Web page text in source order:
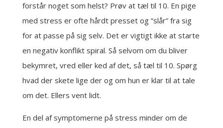
forstår noget som helst? Prøv at tæl til 10. En pige
med stress er ofte hårdt presset og ”slår” fra sig
for at passe på sig selv. Det er vigtigt ikke at starte
en negativ konflikt spiral. Så selvom om du bliver
bekymret, vred eller ked af det, så tæl til 10. Spørg
hvad der skete lige der og om hun er klar til at tale
om det. Ellers vent lidt.
En del af symptomerne på stress minder om de